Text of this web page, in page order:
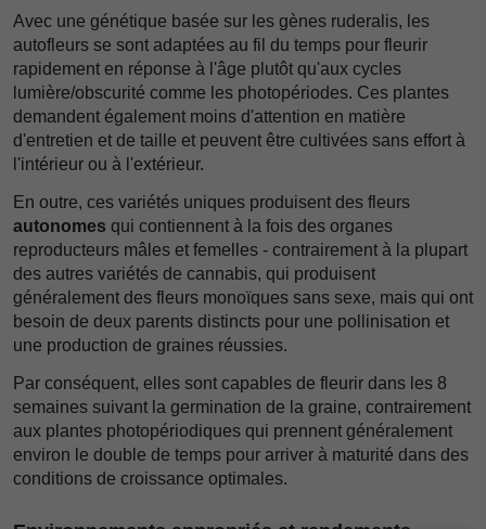
Avec une génétique basée sur les gènes ruderalis, les
autofleurs se sont adaptées au fil du temps pour fleurir
rapidement en réponse à l'âge plutôt qu'aux cycles
lumière/obscurité comme les photopériodes. Ces plantes
demandent également moins d'attention en matière
d'entretien et de taille et peuvent être cultivées sans effort à
l'intérieur ou à l'extérieur.
En outre, ces variétés uniques produisent des fleurs
autonomes qui contiennent à la fois des organes
reproducteurs mâles et femelles - contrairement à la plupart
des autres variétés de cannabis, qui produisent
généralement des fleurs monoïques sans sexe, mais qui ont
besoin de deux parents distincts pour une pollinisation et
une production de graines réussies.
Par conséquent, elles sont capables de fleurir dans les 8
semaines suivant la germination de la graine, contrairement
aux plantes photopériodiques qui prennent généralement
environ le double de temps pour arriver à maturité dans des
conditions de croissance optimales.